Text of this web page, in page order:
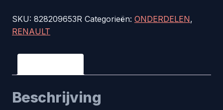
LI
OND
EPC
nr.
SKU: 828209653R Categorieën: ONDERDELEN,
RENAULT
Beschrijving